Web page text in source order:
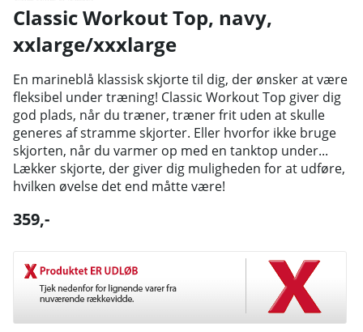
Classic Workout Top, navy,
xxlarge/xxxlarge
En marineblå klassisk skjorte til dig, der ønsker at være
fleksibel under træning! Classic Workout Top giver dig
god plads, når du træner, træner frit uden at skulle
generes af stramme skjorter. Eller hvorfor ikke bruge
skjorten, når du varmer op med en tanktop under...
Lækker skjorte, der giver dig muligheden for at udføre,
hvilken øvelse det end måtte være!
359,-